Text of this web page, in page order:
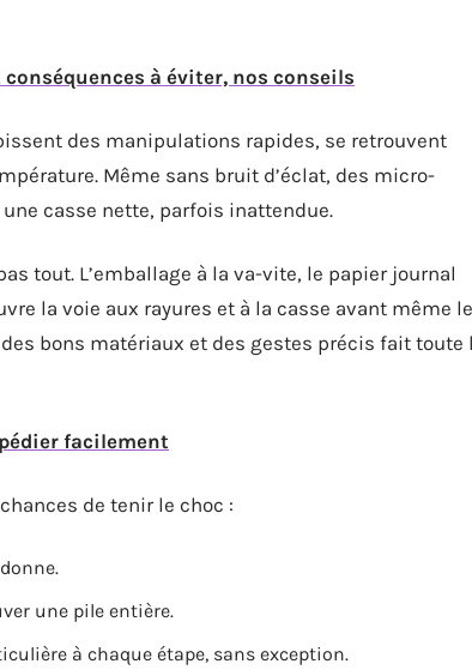
à éviter, nos conseils
des manipulations rapides, se retrouvent
Même sans bruit d’éclat, des micro-
casse nette, parfois inattendue.
tout. L’emballage à la va-vite, le papier journal
la voie aux rayures et à la casse avant même le
bons matériaux et des gestes précis fait toute
facilement
de tenir le choc :
une pile entière.
à chaque étape, sans exception.